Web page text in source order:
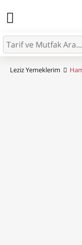
Leziz Yemeklerim